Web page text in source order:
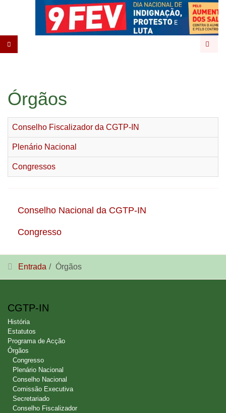
Órgãos
Conselho Fiscalizador da CGTP-IN
Plenário Nacional
Congressos
Conselho Nacional da CGTP-IN
Congresso
Entrada Órgãos
CGTP-IN
História
Estatutos
Programa de Acção
Órgãos
Congresso
Plenário Nacional
Conselho Nacional
Comissão Executiva
Secretariado
Conselho Fiscalizador